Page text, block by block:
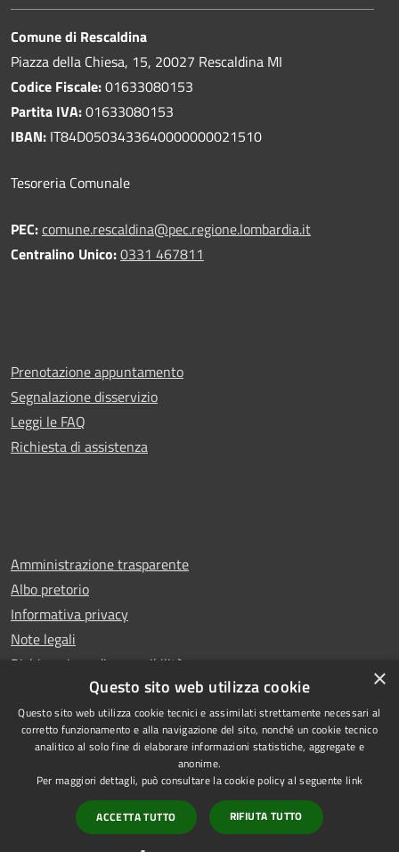
Comune di Rescaldina
Piazza della Chiesa, 15, 20027 Rescaldina MI
Codice Fiscale:01633080153
Partita IVA:01633080153
IBAN: IT84D0503433640000000021510
Tesoreria Comunale
PEC:comune.rescaldina@pec.regione.lombardia.it
Centralino Unico:0331 467811
Prenotazione appuntamento
Segnalazione disservizio
Leggi le FAQ
Richiesta di assistenza
Amministrazione trasparente
Albo pretorio
Informativa privacy
Note legali
Dichiarazione di accessibilità
RSS
Accessibilità
Copyright © 2026 • Comune di
Rescaldina • Powered by
Municipium•Accesso
redazione
×
Questo sito web utilizza cookie
Questo sito web utilizza cookie tecnici e assimilati strettamente necessari al
corretto funzionamento e alla navigazione del sito, nonché un cookie tecnico
analitico al solo fine di elaborare informazioni statistiche, aggregate e
anonime.
Per maggiori dettagli, può consultare la cookie policy al seguente link
ACCETTA TUTTO RIFIUTA TUTTO